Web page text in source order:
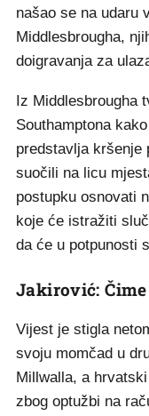
našao se na udaru
Middlesbrougha,
doigravanja za
Iz Middlesbrougha
Southamptona
predstavlja kršenje
suočili na licu
postupku osnovati
koje će istražiti
da će u potpunosti
Jakirović:
Vijest je stigla
svoju momčad u
Millwalla, a
zbog optužbi na